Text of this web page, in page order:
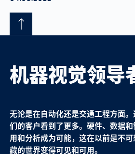
机器视觉领导
无论是在自动化还是交通工程方面
们的客户看到了更多。硬件、数据
用和分析成为可能，这在以前是不
藏的世界变得可见和可用。